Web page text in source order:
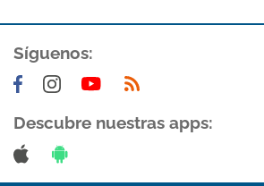
Síguenos:
Descubre nuestras apps: